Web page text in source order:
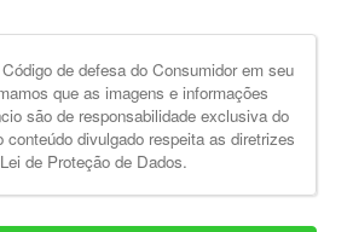
de defesa do Consumidor em seu
que as imagens e informações
são de responsabilidade exclusiva do
conteúdo divulgado respeita as diretrizes
de Proteção de Dados.